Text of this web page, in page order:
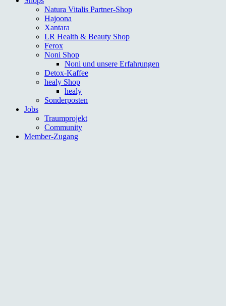
Natura Vitalis Partner-Shop
Hajoona
Xantara
LR Health & Beauty Shop
Ferox
Noni Shop
Noni und unsere Erfahrungen
Detox-Kaffee
healy Shop
healy
Sonderposten
Jobs
Traumprojekt
Community
Member-Zugang